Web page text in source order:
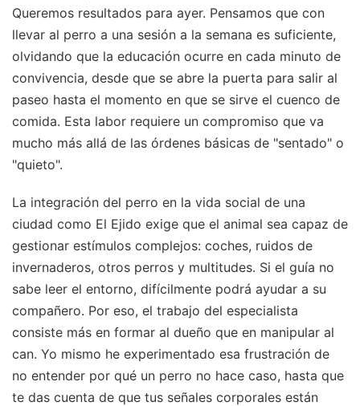
Queremos resultados para ayer. Pensamos que con
llevar al perro a una sesión a la semana es suficiente,
olvidando que la educación ocurre en cada minuto de
convivencia, desde que se abre la puerta para salir al
paseo hasta el momento en que se sirve el cuenco de
comida. Esta labor requiere un compromiso que va
mucho más allá de las órdenes básicas de "sentado" o
"quieto".
La integración del perro en la vida social de una
ciudad como El Ejido exige que el animal sea capaz de
gestionar estímulos complejos: coches, ruidos de
invernaderos, otros perros y multitudes. Si el guía no
sabe leer el entorno, difícilmente podrá ayudar a su
compañero. Por eso, el trabajo del especialista
consiste más en formar al dueño que en manipular al
can. Yo mismo he experimentado esa frustración de
no entender por qué un perro no hace caso, hasta que
te das cuenta de que tus señales corporales están